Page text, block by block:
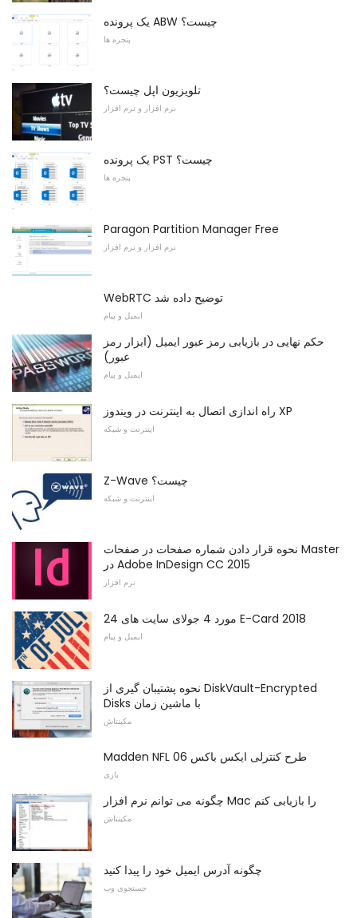
یک پرونده ABW چیست؟
پنجره ها
تلویزیون اپل چیست؟
نرم افزار و نرم افزار
یک پرونده PST چیست؟
پنجره ها
Paragon Partition Manager Free
نرم افزار و نرم افزار
WebRTC توضیح داده شد
ایمیل و پیام
حکم نهایی در بازیابی رمز عبور ایمیل (ابزار رمز
عبور)
ایمیل و پیام
راه اندازی اتصال به اینترنت در ویندوز XP
اینترنت و شبکه
Z-Wave چیست؟
اینترنت و شبکه
نحوه قرار دادن شماره صفحات در صفحات Master
در Adobe InDesign CC 2015
نرم افزار
24 مورد 4 جولای سایت های E-Card 2018
ایمیل و پیام
نحوه پشتیبان گیری از DiskVault-Encrypted
Disks با ماشین زمان
مکینتاش
Madden NFL 06 طرح کنترلی ایکس باکس
بازی
چگونه می توانم نرم افزار Mac را بازیابی کنم
مکینتاش
چگونه آدرس ایمیل خود را پیدا کنید
جستجوی وب